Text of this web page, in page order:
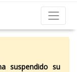
suspendido su